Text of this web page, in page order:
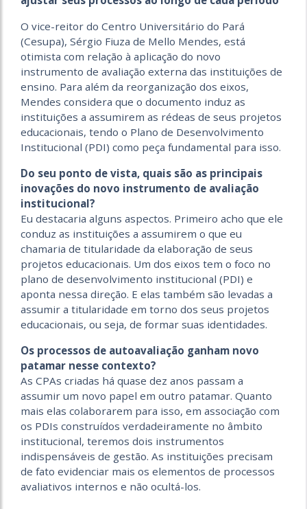
O vice-reitor do Centro Universitário do Pará
(Cesupa), Sérgio Fiuza de Mello Mendes, está
otimista com relação à aplicação do novo
instrumento de avaliação externa das instituições de
ensino. Para além da reorganização dos eixos,
Mendes considera que o documento induz as
instituições a assumirem as rédeas de seus projetos
educacionais, tendo o Plano de Desenvolvimento
Institucional (PDI) como peça fundamental para isso.
Do seu ponto de vista, quais são as principais
inovações do novo instrumento de avaliação
institucional?
Eu destacaria alguns aspectos. Primeiro acho que ele
conduz as instituições a assumirem o que eu
chamaria de titularidade da elaboração de seus
projetos educacionais. Um dos eixos tem o foco no
plano de desenvolvimento institucional (PDI) e
aponta nessa direção. E elas também são levadas a
assumir a titularidade em torno dos seus projetos
educacionais, ou seja, de formar suas identidades.
Os processos de autoavaliação ganham novo
patamar nesse contexto?
As CPAs criadas há quase dez anos passam a
assumir um novo papel em outro patamar. Quanto
mais elas colaborarem para isso, em associação com
os PDIs construídos verdadeiramente no âmbito
institucional, teremos dois instrumentos
indispensáveis de gestão. As instituições precisam
de fato evidenciar mais os elementos de processos
avaliativos internos e não ocultá-los.